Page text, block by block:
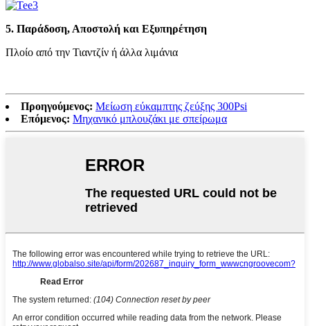
5. Παράδοση, Αποστολή και Εξυπηρέτηση
Πλοίο από την Τιαντζίν ή άλλα λιμάνια
Προηγούμενος: Μείωση εύκαμπτης ζεύξης 300Psi
Επόμενος: Μηχανικό μπλουζάκι με σπείρωμα